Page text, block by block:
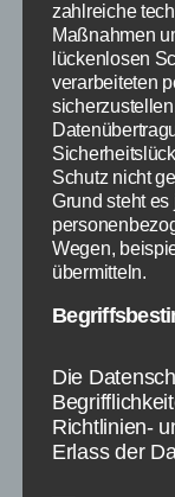
Als
zahlreiche
Maßnahmen
lückenlosen
verarbeiteten
Schutz nicht
Grund steht es
Wegen,
übermitteln.
Die
Richtlinien-
Erlass der